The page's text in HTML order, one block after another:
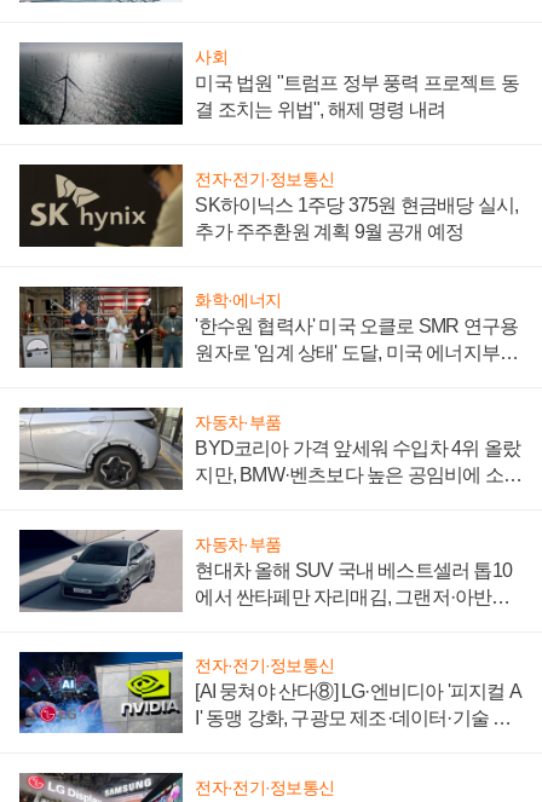
사회
미국 법원 "트럼프 정부 풍력 프로젝트 동
결 조치는 위법", 해제 명령 내려
전자·전기·정보통신
SK하이닉스 1주당 375원 현금배당 실시,
추가 주주환원 계획 9월 공개 예정
화학·에너지
'한수원 협력사' 미국 오클로 SMR 연구용
원자로 '임계 상태' 도달, 미국 에너지부
자동차·부품
BYD코리아 가격 앞세워 수입차 4위 올랐
지만, BMW·벤츠보다 높은 공임비에 소비
자동차·부품
현대차 올해 SUV 국내 베스트셀러 톱10
에서 싼타페만 자리매김, 그랜저·아반떼
전자·전기·정보통신
[AI 뭉쳐야 산다⑧] LG·엔비디아 '피지컬 A
I' 동맹 강화, 구광모 제조·데이터·기술 결
전자·전기·정보통신